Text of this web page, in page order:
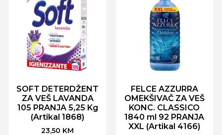
SOFT DETERDŽENT
ZA VEŠ LAVANDA
105 PRANJA 5,25 Kg
(Artikal 1868)
23,50 KM
FELCE AZZURRA
OMEKŠIVAČ ZA VEŠ
KONC. CLASSICO
1840 ml 92 PRANJA
XXL (Artikal 4166)